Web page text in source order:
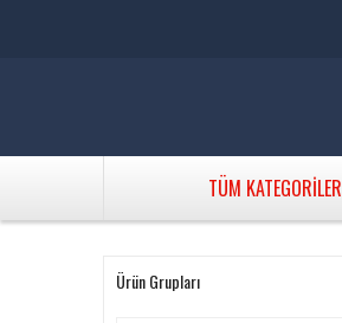
TÜM KATEGORİLER
Ürün Grupları